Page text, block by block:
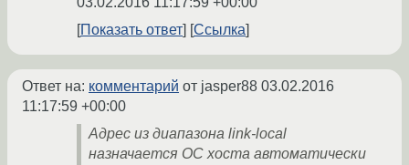
Показать ответ
Ссылка
Ответ на: комментарий от jasper88 03.02.2016
11:17:59 +00:00
Адрес из диапазона link-local
назначается ОС хоста автоматически